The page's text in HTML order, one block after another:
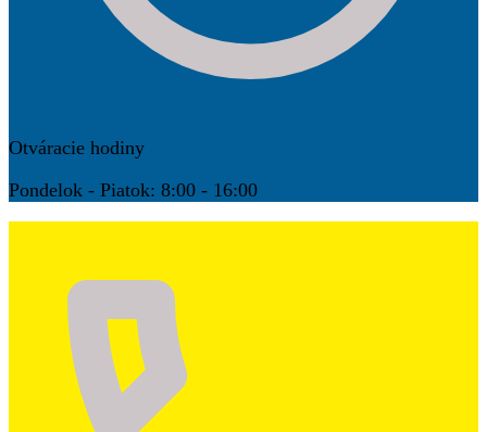
Otváracie hodiny
Pondelok - Piatok: 8:00 - 16:00